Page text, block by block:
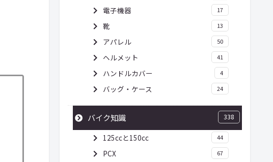
電子機器 17
靴 13
アパレル 50
ヘルメット 41
ハンドルカバー 4
バッグ・ケース 24
バイク知識 338
125ccと150cc 44
PCX 67